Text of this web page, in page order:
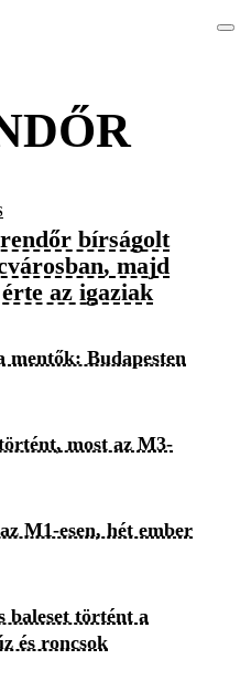
bírságolt
majd
az igaziak
mentők: Budapesten
most az M3-
M1-esen, hét ember
baleset történt a
és roncsok